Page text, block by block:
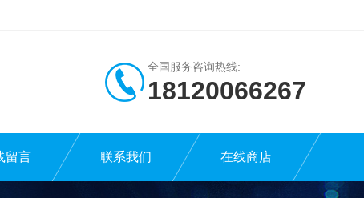
全国服务咨询热线:
18120066267
留言 联系我们 在线商店